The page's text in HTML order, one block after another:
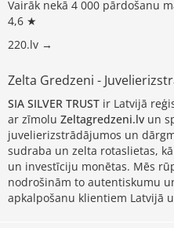
Vairāk nekā 4 000 pārdošanu
4,6 ★
220.lv →
Zelta Gredzeni -
SIA SILVER TRUST ir Latvijā
ar zīmolu Zeltagredzeni.lv un
juvelierizstrādājumos un
sudraba un zelta rotaslietas,
un investīciju monētas. Mēs
nodrošinām to autentiskumu
apkalpošanu klientiem Latvijā